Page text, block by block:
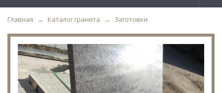
Главная Каталог гранита Заготовки